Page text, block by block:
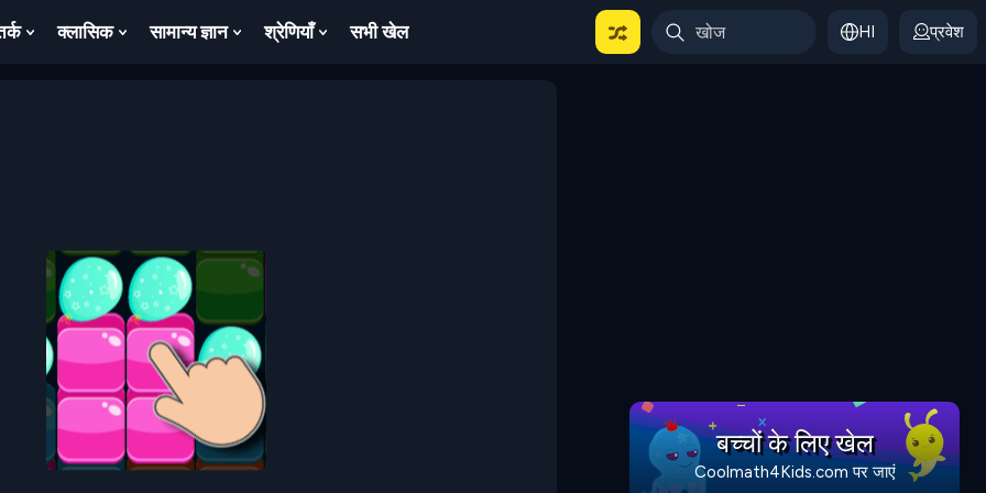
Show
क्लासिक
Show
सामान्य ज्ञान
Show
श्रेणियाँ
Show
सभी खेल HI प्रवेश
बच्चों के लिए खेल
Coolmath4Kids.com पर जाएं